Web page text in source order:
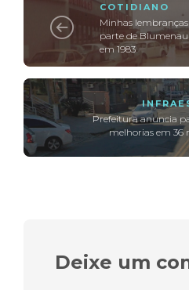
COTIDIANO
Minhas
parte de
em 1983
Prefeitura anuncia
melhorias em 36
Deixe um